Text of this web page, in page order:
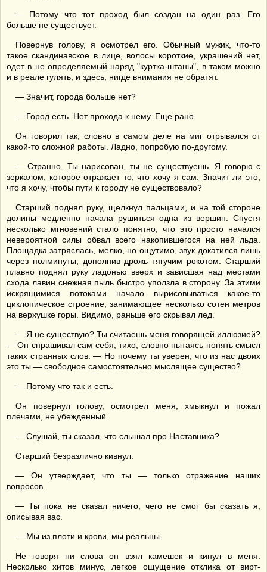
— Потому что тот проход был создан на один раз. Его
больше не существует.
Повернув голову, я осмотрел его. Обычный мужик, что-то
такое скандинавское в лице, волосы короткие, украшений нет,
одет в не определяемый наряд "куртка-штаны", в таком можно
и в реале гулять, и здесь, нигде внимания не обратят.
— Значит, города больше нет?
— Город есть. Нет прохода к нему. Еще рано.
Он говорил так, словно в самом деле на миг отрывался от
какой-то сложной работы. Ладно, попробую по-другому.
— Странно. Ты нарисован, ты не существуешь. Я говорю с
зеркалом, которое отражает то, что хочу я сам. Значит ли это,
что я хочу, чтобы пути к городу не существовало?
Старший поднял руку, щелкнул пальцами, и на той стороне
долины медленно начала рушиться одна из вершин. Спустя
несколько мгновений стало понятно, что это просто начался
невероятной силы обвал всего накопившегося на ней льда.
Площадка затряслась, мелко, но ощутимо, звук докатился лишь
через полминуты, дополнив дрожь тягучим рокотом. Старший
плавно поднял руку ладонью вверх и зависшая над местами
схода лавин снежная пыль быстро уползла в сторону. За этими
искрящимися потоками начало вырисовываться какое-то
циклопическое строение, занимающее несколько сотен метров
на верхушке горы. Видимо, раньше его скрывал лед.
— Я не существую? Ты считаешь меня говорящей иллюзией?
— Он спрашивал сам себя, тихо, словно пытаясь понять смысл
таких странных слов. — Но почему ты уверен, что из нас двоих
это ты — свободное самостоятельно мыслящее существо?
— Потому что так и есть.
Он повернул голову, осмотрел меня, хмыкнул и пожал
плечами, не убежденный.
— Слушай, ты сказал, что слышал про Наставника?
Старший безразлично кивнул.
— Он утверждает, что ты — только отражение наших
вопросов.
— Ты пока не сказал ничего, чего не смог бы сказать я,
описывая вас.
— Мы из плоти и крови, мы реальны.
Не говоря ни слова он взял камешек и кинул в меня.
Несколько хитов минус, легкое ощущение отклика от вирт-